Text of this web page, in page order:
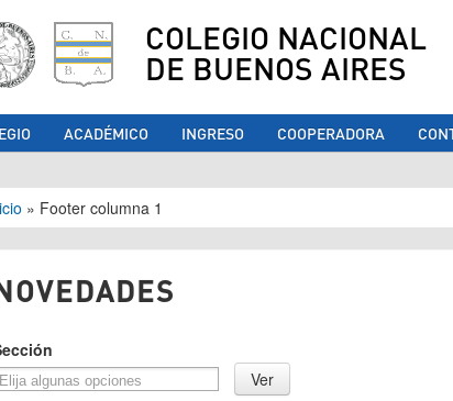
COLEGIO NACIONAL
DE BUENOS AIRES
ACADÉMICO INGRESO COOPERADORA
encuentra usted aquí
» Footer columna 1